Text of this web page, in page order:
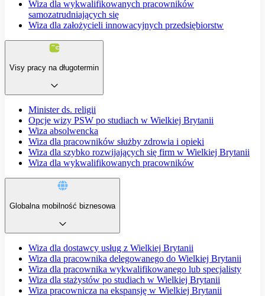
Wiza dla wykwalifikowanych pracowników
samozatrudniających się
Wiza dla założycieli innowacyjnych przedsiębiorstw
Visy pracy na długotermin
Minister ds. religii
Opcje wizy PSW po studiach w Wielkiej Brytanii
Wiza absolwencka
Wiza dla pracowników służby zdrowia i opieki
Wiza dla szybko rozwijających się firm w Wielkiej Brytanii
Wiza dla wykwalifikowanych pracowników
Globalna mobilność biznesowa
Wiza dla dostawcy usług z Wielkiej Brytanii
Wiza dla pracownika delegowanego do Wielkiej Brytanii
Wiza dla pracownika wykwalifikowanego lub specjalisty
Wiza dla stażystów po studiach w Wielkiej Brytanii
Wiza pracownicza na ekspansję w Wielkiej Brytanii